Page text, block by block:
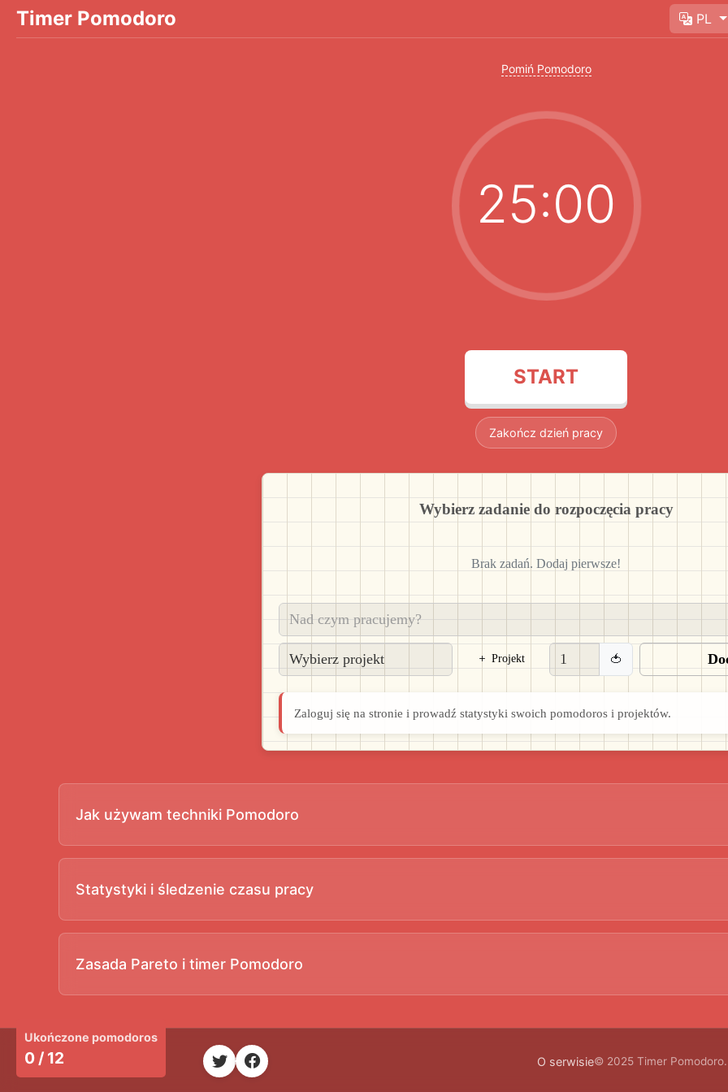
Timer Pomodoro PL
Pomiń Pomodoro
25:00
START
Zakończ dzień pracy
Wybierz zadanie do rozpoczęcia pracy
Brak zadań. Dodaj pierwsze!
Projekt 🍅
Zaloguj się na stronie i prowadź statystyki swoich pomodoros i projektów.
Ukończone pomodoros
0 / 12
Jak używam techniki Pomodoro
Statystyki i śledzenie czasu pracy
Zasada Pareto i timer Pomodoro
O serwisie© 2025 Timer